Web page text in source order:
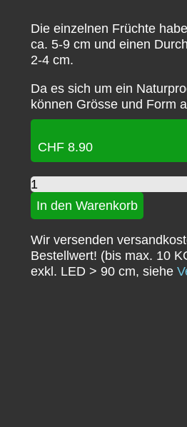
Die einzelnen Früchte
ca. 5-9 cm und einen
2-4 cm.
Da es sich um ein
können Grösse und Form
CHF 8.90
Jequitiba
Menge
In den Warenkorb
Wir versenden
Bestellwert! (bis max. 10
exkl. LED > 90 cm, siehe